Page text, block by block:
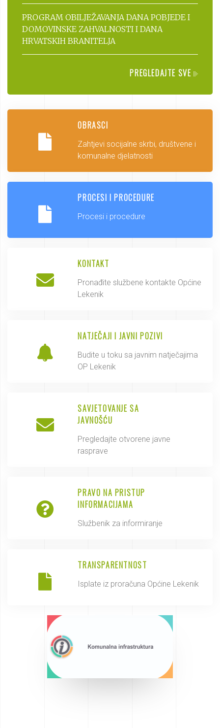
PROGRAM OBILJEŽAVANJA DANA POBJEDE I
DOMOVINSKE ZAHVALNOSTI I DANA
HRVATSKIH BRANITELJA
PREGLEDAJTE SVE
OBRASCI
Zahtjevi socijalne skrbi, društvene i
komunalne djelatnosti
PROCESI I PROCEDURE
Procesi i procedure
KONTAKT
Pronađite službene kontakte Općine
Lekenik
NATJEČAJI I JAVNI POZIVI
Budite u toku sa javnim natječajima
OP Lekenik
SAVJETOVANJE SA
JAVNOŠĆU
Pregledajte otvorene javne
rasprave
PRAVO NA PRISTUP
INFORMACIJAMA
Službenik za informiranje
TRANSPARENTNOST
Isplate iz proračuna Općine Lekenik